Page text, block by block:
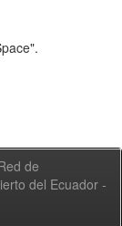
de
del Ecuador -